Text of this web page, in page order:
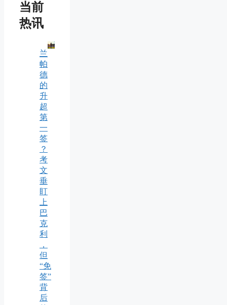
当前
热讯
兰
帕
德
的
升
超
第
一
签
？
考
文
垂
盯
上
巴
克
利
，
但
“免
签”
背
后